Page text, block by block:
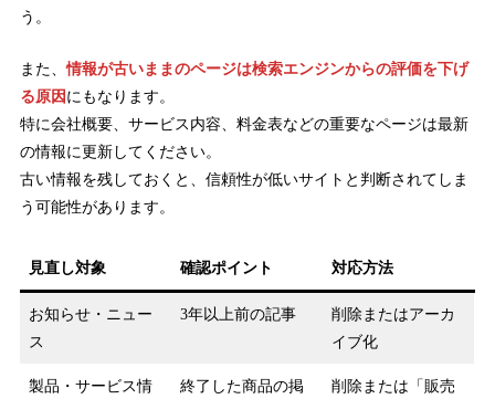
う。
また、情報が古いままのページは検索エンジンからの評価を下げ
る原因 にもなります。
特に会社概要、サービス内容、料金表などの重要なページは最新
の情報に更新してください。
古い情報を残しておくと、信頼性が低いサイトと判断されてしま
う可能性があります。
見直し対象 確認ポイント 対応方法
お知らせ・ニュー
ス
3年以上前の記事
削除またはアーカ
イブ化
製品・サービス情
終了した商品の掲
削除または「販売